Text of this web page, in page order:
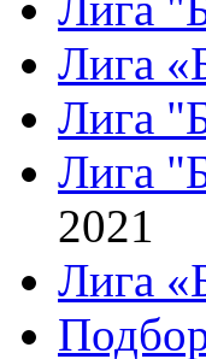
Лига
Лига
Лига
2021
Лига